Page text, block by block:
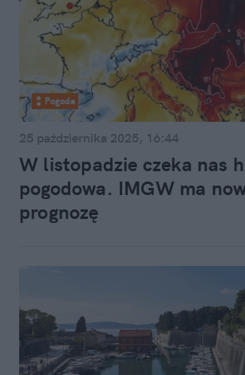
Pogoda
25 października 2025, 16:44
W listopadzie czeka nas
pogodowa. IMGW ma
prognozę